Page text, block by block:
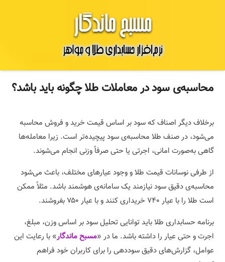
محاسبه‌ی سود در معاملات طلا چگونه باید باشد؟
برخلاف دیگر اصناف که سود بر اساس قیمت خرید و فروش محاسبه
می‌شود، در صنف طلا محاسبه‌ی سود پیچیده‌تر است. زیرا معامله‌ها
گاهی به‌صورت امانی، اجرتی یا حتی صرفاً وزنی انجام می‌شوند.
از طرفی نوسانات قیمت طلا و وجود عیارهای مختلف، باعث می‌شود
محاسبه‌ی دقیق سود نیازمند یک سامانه‌ی هوشمند باشد. مثلاً ممکن
است طلا را با عیار ۷۴۰ خریداری کنند و با عیار ۷۵۰ بفروشند.
برنامه حسابداری طلا باید توانایی تحلیل سود بر اساس وزن، مبلغ،
اجرت و حتی عیار را داشته باشد. ما در «مسبح ماندگار» با رعایت این
عوامل، گزارش‌های دقیق سوددهی را برای کاربران خود فراهم